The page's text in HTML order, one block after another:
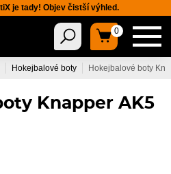
je tady! Objev čistší výhled.
0
Hokejbalové boty Hokejbalové boty
Knapper AK5